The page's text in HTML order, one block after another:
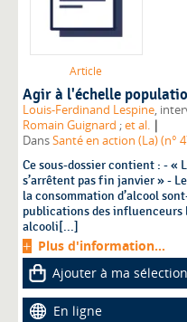
Article
Agir à l'échelle
Louis-Ferdinand Lespine
Romain Guignard ;et al. |
DansSanté en action (La) (n°
Ce sous-dossier contient : - «
s’arrêtent pas fin janvier » -
la consommation d’alcool
publications des influenceurs
alcooli[...]
Plus d'information...
Ajouter à ma sélection
En ligne